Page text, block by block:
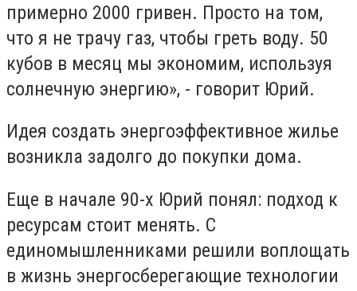
примерно 2000 гривен. Просто на том,
что я не трачу газ, чтобы греть воду. 50
кубов в месяц мы экономим, используя
солнечную энергию», - говорит Юрий.
Идея создать энергоэффективное жилье
возникла задолго до покупки дома.
Еще в начале 90-х Юрий понял: подход к
ресурсам стоит менять. С
единомышленниками решили воплощать
в жизнь энергосберегающие технологии